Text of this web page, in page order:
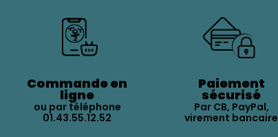
Commande en
ligne
ou par téléphone
01.43.55.12.52
Paiement
sécurisé
Par CB, PayPal,
virement bancaire